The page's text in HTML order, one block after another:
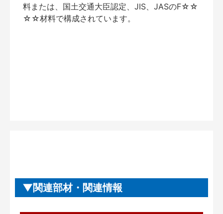
料または、国土交通大臣認定、JIS、JASのF☆☆
☆☆材料で構成されています。
関連部材・関連情報